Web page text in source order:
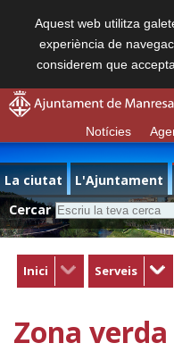
Aquest web utilitza
experiència de
considerem que
Notícies
La ciutat L'Ajuntament
Cercar
Inici Serveis
Zona verda